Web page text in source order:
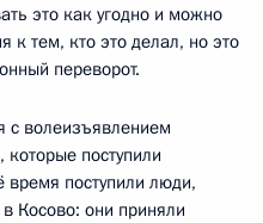
это как угодно и можно
к тем, кто это делал, но это
переворот.
с волеизъявлением
поступили
время поступили люди,
Косово: они приняли